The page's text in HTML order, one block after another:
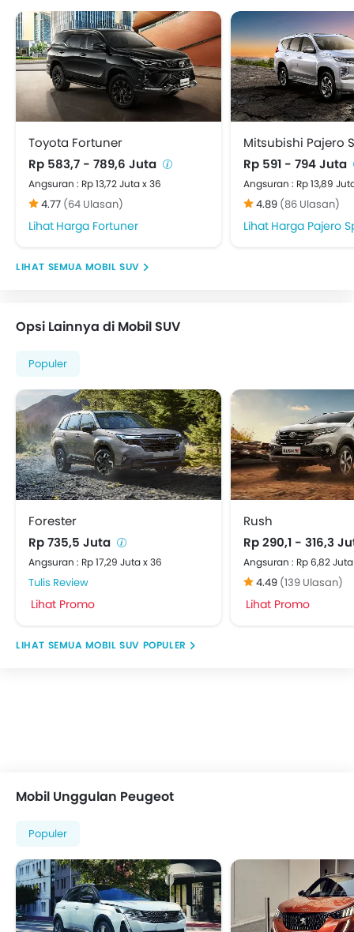
Toyota Fortuner
Rp 583,7 - 789,6 Juta
Angsuran : Rp 13,72 Juta x 36
4.77 (64 Ulasan)
Harga Fortuner
Mitsubishi Pajero
Rp 591 - 794 Juta
Angsuran : Rp 13,89
4.89 (86 Ulasan)
Harga Pajero
MOBIL SUV
Opsi Lainnya di Mobil SUV
Populer
Forester
Rp 735,5 Juta
Angsuran : Rp 17,29 Juta x 36
Tulis Review
Lihat Promo
Rush
Rp 290,1 - 316,3
Angsuran : Rp 6,82
4.49 (139 Ulasan)
Lihat Promo
MOBIL SUV POPULER
Mobil Unggulan Peugeot
Populer